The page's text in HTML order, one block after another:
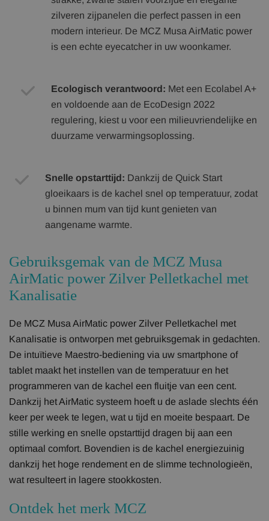
zilveren zijpanelen die perfect passen in een
modern interieur. De MCZ Musa AirMatic power
is een echte eyecatcher in uw woonkamer.
Ecologisch verantwoord: Met een Ecolabel A+
en voldoende aan de EcoDesign 2022
regulering, kiest u voor een milieuvriendelijke en
duurzame verwarmingsoplossing.
Snelle opstarttijd: Dankzij de Quick Start
gloeikaars is de kachel snel op temperatuur, zodat
u binnen mum van tijd kunt genieten van
aangename warmte.
Gebruiksgemak van de MCZ Musa
AirMatic power Zilver Pelletkachel met
Kanalisatie
De MCZ Musa AirMatic power Zilver Pelletkachel met
Kanalisatie is ontworpen met gebruiksgemak in gedachten.
De intuïtieve Maestro-bediening via uw smartphone of
tablet maakt het instellen van de temperatuur en het
programmeren van de kachel een fluitje van een cent.
Dankzij het AirMatic systeem hoeft u de aslade slechts één
keer per week te legen, wat u tijd en moeite bespaart. De
stille werking en snelle opstarttijd dragen bij aan een
optimaal comfort. Bovendien is de kachel energiezuinig
dankzij het hoge rendement en de slimme technologieën,
wat resulteert in lagere stookkosten.
Ontdek het merk MCZ